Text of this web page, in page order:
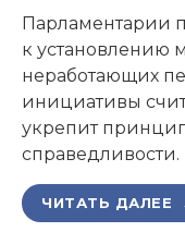
Парламентарии
к установлению
неработающих
инициативы
укрепит
справедливости.
ЧИТАТЬ ДАЛЕЕ